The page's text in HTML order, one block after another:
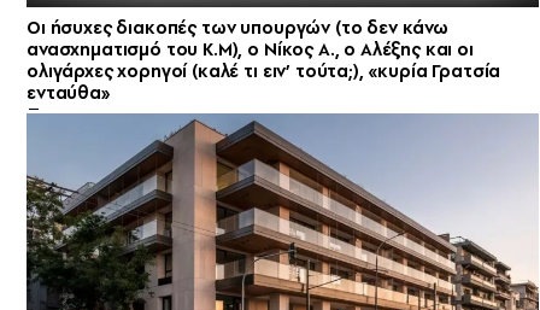
Οι ήσυχες διακοπές των υπουργών (το δεν κάνω
ανασχηματισμό του Κ.Μ), ο Νίκος Α., ο Αλέξης και οι
ολιγάρχες χορηγοί (καλέ τι ειν’ τούτα;), «κυρία Γρατσία
ενταύθα»